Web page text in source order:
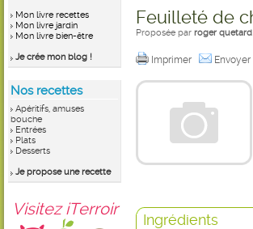
Mon livre recettes
Mon livre jardin
Mon livre bien-être
Je crée mon blog !
Nos recettes
Apéritifs, amuses
bouche
Entrées
Plats
Desserts
Je propose une recette
Visitez iTerroir
Feuilleté de
Proposée par roger quetard
Imprimer Envoyer
Ingrédients